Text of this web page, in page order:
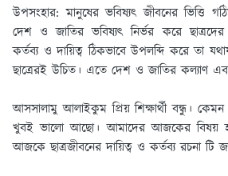
উপসংহার: মানুষের ভবিষ্যৎ জীবনের ভিত্তি
দেশ ও জাতির ভবিষ্যৎ নির্ভর করে
কর্তব্য ও দায়িত্ব ঠিকভাবে উপলব্দি করে তা
ছাত্রেরই উচিত। এতে দেশ ও জাতির কল্যাণ
আসসালামু আলাইকুম প্রিয় শিক্ষার্থী বন্ধু।
খুবই ভালো আছো। আমাদের আজকের বিষয়
আজকে ছাত্রজীবনের দায়িত্ব ও কর্তব্য রচনা টি